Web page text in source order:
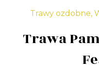
Trawy ozdobne,
Trawa